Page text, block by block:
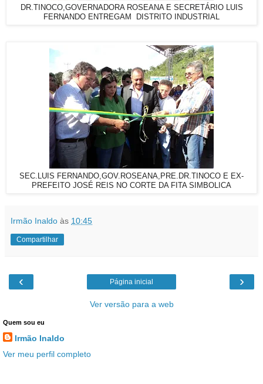
DR.TINOCO,GOVERNADORA ROSEANA E SECRETÁRIO LUIS
FERNANDO ENTREGAM DISTRITO INDUSTRIAL
SEC.LUIS FERNANDO,GOV.ROSEANA,PRE.DR.TINOCO E EX-
PREFEITO JOSÉ REIS NO CORTE DA FITA SIMBOLICA
Irmão Inaldo às 10:45
Compartilhar
‹ ›
Página inicial
Ver versão para a web
Quem sou eu
Irmão Inaldo
Ver meu perfil completo